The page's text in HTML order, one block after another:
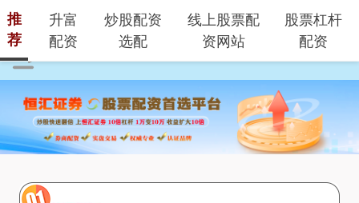
推
荐
升富
配资
炒股配资
选配
线上股票配
资网站
股票杠杆
配资